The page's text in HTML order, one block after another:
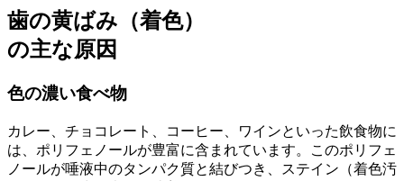
歯の黄ばみ（着色）
の主な原因
色の濃い食べ物
カレー、チョコレート、コーヒー、ワインといった飲食物に
は、ポリフェノールが豊富に含まれています。このポリフェ
ノールが唾液中のタンパク質と結びつき、ステイン（着色汚